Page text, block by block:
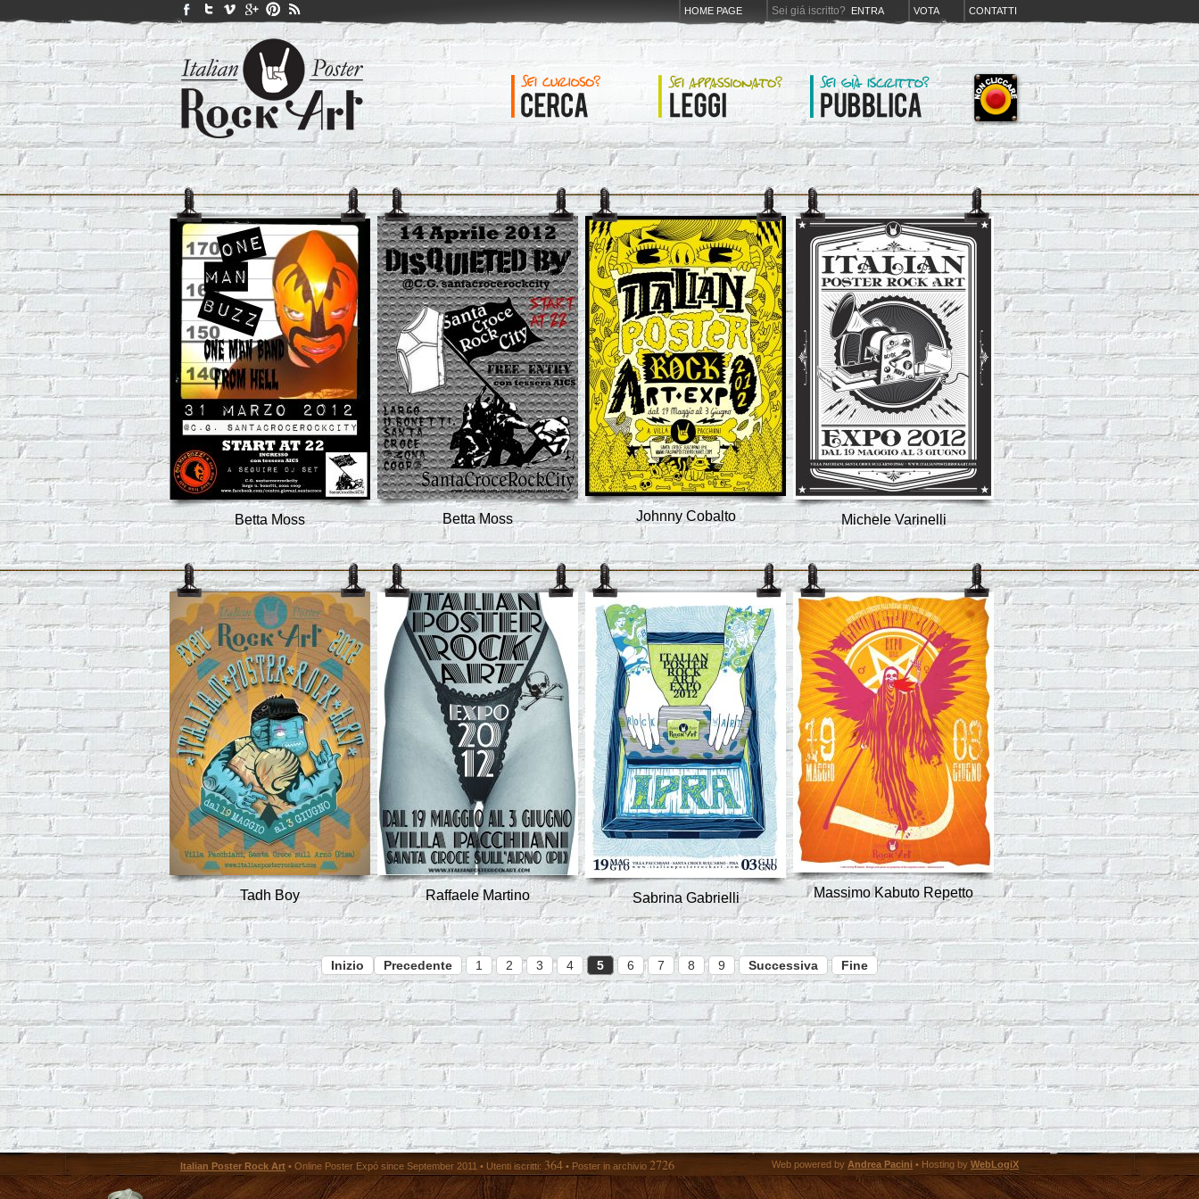
HOME PAGE Sei giá iscritto? ENTRA VOTA CONTATTI
Betta Moss Betta Moss Johnny Cobalto Michele Varinelli
Tadh Boy Raffaele Martino Sabrina Gabrielli Massimo Kabuto Repetto
Inizio Precedente 1 2 3 4 5 6 7 8 9 Successiva Fine
Italian Poster Rock Art • Online Poster Expó since September 2011 • Utenti iscritti: 364 • Poster in archivio 2726 Web powered by Andrea Pacini • Hosting by WebLogiX